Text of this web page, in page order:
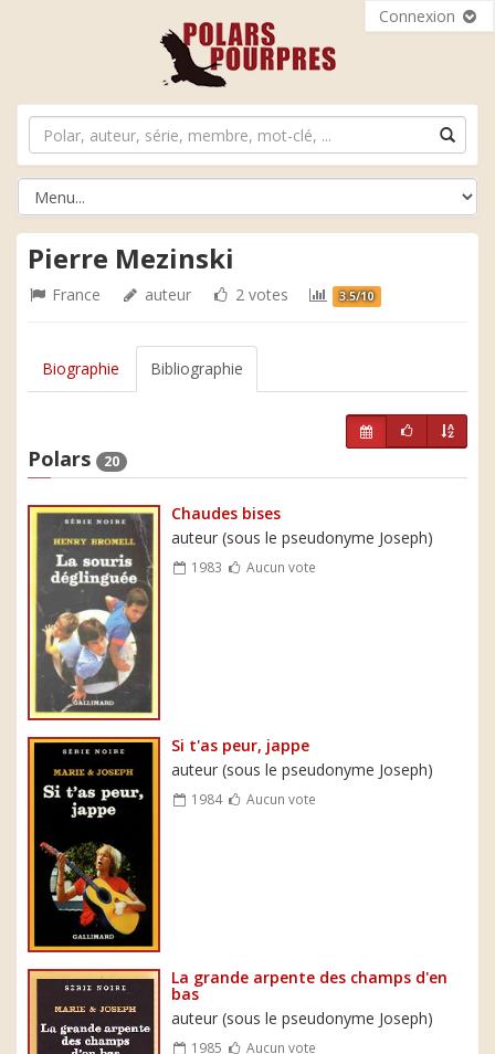
Connexion
Pierre Mezinski
France auteur 2 votes 3.5/10
Biographie Bibliographie
Polars 20
Chaudes bises
auteur (sous le pseudonyme Joseph)
1983 Aucun vote
Si t'as peur, jappe
auteur (sous le pseudonyme Joseph)
1984 Aucun vote
La grande arpente des champs d'en
bas
auteur (sous le pseudonyme Joseph)
1985 Aucun vote